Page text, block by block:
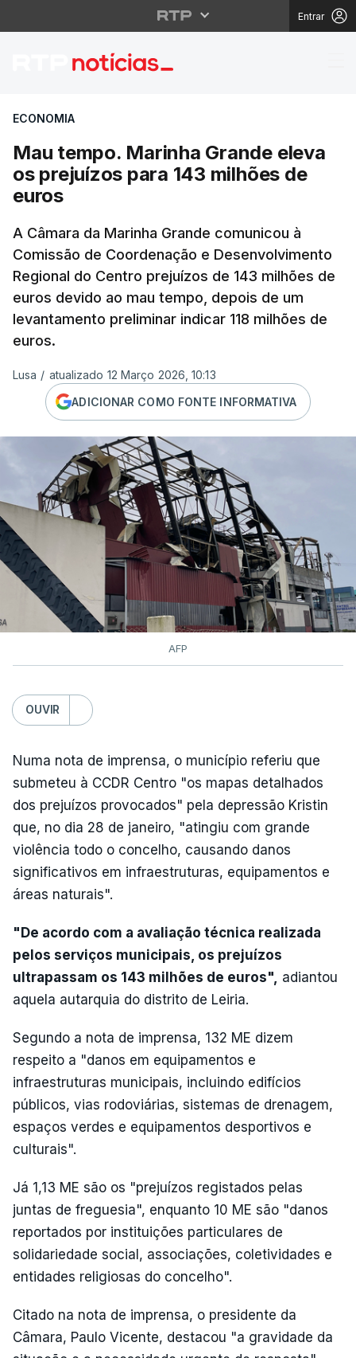
Entrar
Mau tempo. Marinha
ECONOMIA
Mau tempo. Marinha Grande eleva
os prejuízos para 143 milhões de
euros
A Câmara da Marinha Grande comunicou à
Comissão de Coordenação e Desenvolvimento
Regional do Centro prejuízos de 143 milhões de
euros devido ao mau tempo, depois de um
levantamento preliminar indicar 118 milhões de
euros.
Lusa / atualizado 12 Março 2026, 10:13
ADICIONAR COMO FONTE INFORMATIVA
AFP
OUVIR
Numa nota de imprensa, o município referiu que
submeteu à CCDR Centro "os mapas detalhados
dos prejuízos provocados" pela depressão Kristin
que, no dia 28 de janeiro, "atingiu com grande
violência todo o concelho, causando danos
significativos em infraestruturas, equipamentos e
áreas naturais".
"De acordo com a avaliação técnica realizada
pelos serviços municipais, os prejuízos
ultrapassam os 143 milhões de euros", adiantou
aquela autarquia do distrito de Leiria.
Segundo a nota de imprensa, 132 ME dizem
respeito a "danos em equipamentos e
infraestruturas municipais, incluindo edifícios
públicos, vias rodoviárias, sistemas de drenagem,
espaços verdes e equipamentos desportivos e
culturais".
Já 1,13 ME são os "prejuízos registados pelas
juntas de freguesia", enquanto 10 ME são "danos
reportados por instituições particulares de
solidariedade social, associações, coletividades e
entidades religiosas do concelho".
Citado na nota de imprensa, o presidente da
Câmara, Paulo Vicente, destacou "a gravidade da